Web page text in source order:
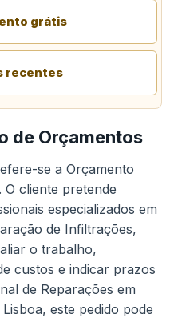
grátis
recentes
de Orçamentos
se a Orçamento
cliente pretende
especializados em
de Infiltrações,
o trabalho,
custos e indicar prazos
de Reparações em
este pedido pode